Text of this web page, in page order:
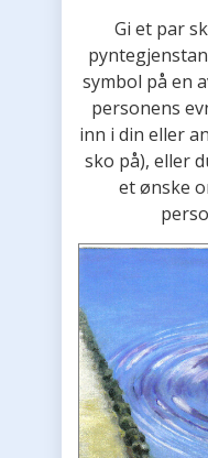
Gi et par
symbol på en
personens
inn i din eller
sko på), eller
et ønske